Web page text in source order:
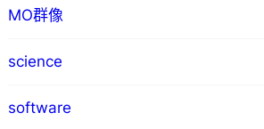
MO群像
science
software